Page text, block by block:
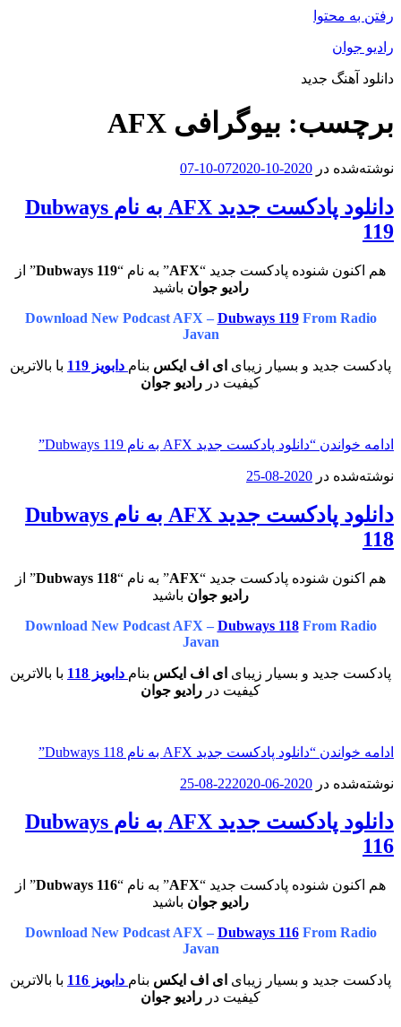
رفتن به محتوا
رادیو جوان
دانلود آهنگ جدید
برچسب: بیوگرافی AFX
نوشته‌شده در 2020-10-07
2020-10-07
دانلود پادکست جدید AFX به نام Dubways
119
هم اکنون شنوده پادکست جدید “AFX” به نام “Dubways 119” از
رادیو جوان باشید
Download New Podcast AFX – Dubways 119From Radio
Javan
پادکست جدید و بسیار زیبای ای اف ایکس بنام دابویز 119
با بالاترین
کیفیت در رادیو جوان
ادامه خواندن “دانلود پادکست جدید AFX به نام Dubways 119”
نوشته‌شده در 2020-08-25
دانلود پادکست جدید AFX به نام Dubways
118
هم اکنون شنوده پادکست جدید “AFX” به نام “Dubways 118” از
رادیو جوان باشید
Download New Podcast AFX – Dubways 118From Radio
Javan
پادکست جدید و بسیار زیبای ای اف ایکس بنام دابویز 118
با بالاترین
کیفیت در رادیو جوان
ادامه خواندن “دانلود پادکست جدید AFX به نام Dubways 118”
نوشته‌شده در 2020-06-22
2020-08-25
دانلود پادکست جدید AFX به نام Dubways
116
هم اکنون شنوده پادکست جدید “AFX” به نام “Dubways 116” از
رادیو جوان باشید
Download New Podcast AFX – Dubways 116From Radio
Javan
پادکست جدید و بسیار زیبای ای اف ایکس بنام دابویز 116
با بالاترین
کیفیت در رادیو جوان